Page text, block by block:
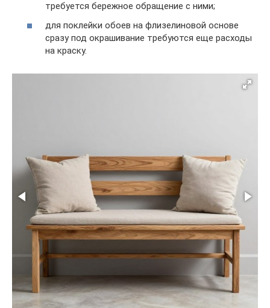
требуется бережное обращение с ними;
для поклейки обоев на флизелиновой основе
сразу под окрашивание требуются еще расходы
на краску.